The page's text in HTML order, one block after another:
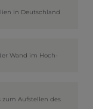
in Deutschland
Wand im Hoch-
zum Aufstellen des